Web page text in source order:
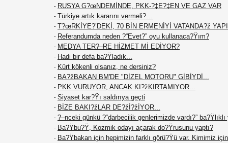
- RUSYA G?œNDEMİNDE, PKK-?‡E?‡EN VE GAZ VAR
- Türkiye artık kararını vermeli?…
- T?œRKİYE?’DEKİ, 70 BİN ERMENİYİ VATANDA?ž
- Referandumda neden ?“Evet?” oyu kullanaca?Ÿım?
- MEDYA TER?–RE HİZMET Mİ EDİYOR?
- Hadi bir defa ba?Ÿladık...
- Kürt kökenli olsanız, ne dersiniz?
- BA?žBAKAN BM'DE "DİZEL MOTORU" GİBİYDİ...
- PKK VURUYOR, ANCAK KI?žKIRTAMIYOR...
- Siyaset kar?Ÿı saldırıya geçti
- BİZE BAKI?žLAR DE?žİ?žİYOR...
- ?–nceki günkü ?“darbecilik genlerimizde vardı?”
- Ba?Ÿbu?Ÿ, Kozmik odayı açarak do?Ÿrusunu yaptı?
- Ba?Ÿbakan için hepimizin farklı görü?Ÿü var. Kimimiz